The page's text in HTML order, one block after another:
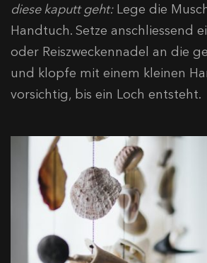
diese kaputt geht:Lege die
Handtuch. Setze anschliessend
oder Reiszweckennadel an die
und klopfe mit einem kleinen
vorsichtig, bis ein Loch entsteht.